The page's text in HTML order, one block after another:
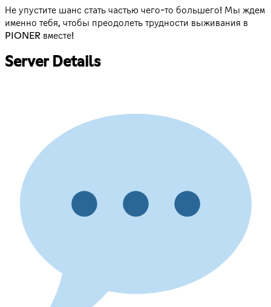
Не упустите шанс стать частью чего-то большего! Мы ждем
именно тебя, чтобы преодолеть трудности выживания в
PIONER вместе!
Server Details